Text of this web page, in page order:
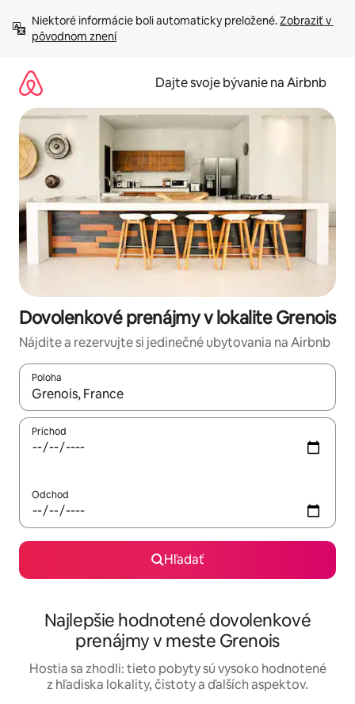
obsah.
Niektoré informácie boli automaticky preložené. Zobraziť v
pôvodnom znení
Dajte svoje bývanie na Airbnb
Dovolenkové prenájmy v lokalite Grenois
Nájdite a rezervujte si jedinečné ubytovania na Airbnb
Poloha
Keď budú výsledky k dispozícii, môžete si ich prechádzať
Príchod
Odchod
Hľadať
Najlepšie hodnotené dovolenkové
prenájmy v meste Grenois
Hostia sa zhodli: tieto pobyty sú vysoko hodnotené
z hľadiska lokality, čistoty a ďalších aspektov.